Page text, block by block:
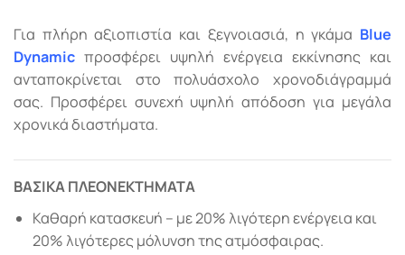
Για πλήρη αξιοπιστία και ξεγνοιασιά, η γκάμα Blue
Dynamic προσφέρει υψηλή ενέργεια εκκίνησης και
ανταποκρίνεται στο πολυάσχολο χρονοδιάγραμμά
σας. Προσφέρει συνεχή υψηλή απόδοση για μεγάλα
χρονικά διαστήματα.
ΒΑΣΙΚΑ ΠΛΕΟΝΕΚΤΗΜΑΤΑ
Καθαρή κατασκευή – µε 20% λιγότερη ενέργεια και
20% λιγότερες μόλυνση της ατμόσφαιρας.